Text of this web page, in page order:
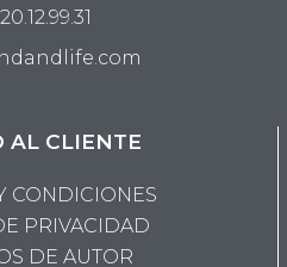
AL CLIENTE
CONDICIONES
PRIVACIDAD
DE AUTOR